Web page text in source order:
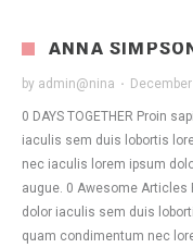
ANNA
by admin@nina ·
0 DAYS TOGETHER Proin
iaculis sem duis lobortis
nec iaculis lorem ipsum
augue. 0 Awesome
dolor iaculis sem duis
quam condimentum nec